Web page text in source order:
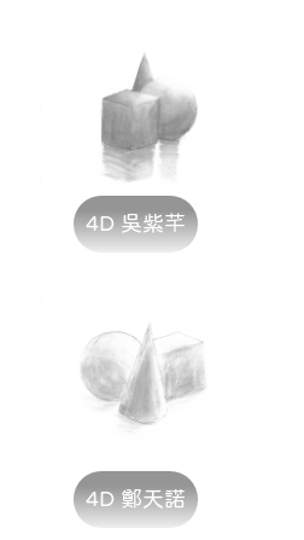
4D 吳紫芊
4D 鄭天諾